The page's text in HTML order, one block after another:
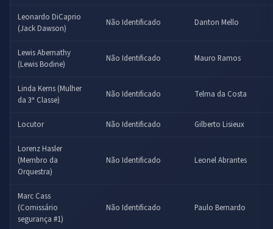
Leonardo DiCaprio
(Jack Dawson)
Não Identificado Danton Mello
Lewis Abernathy
(Lewis Bodine)
Não Identificado Mauro Ramos
Linda Kerns (Mulher
da 3ª Classe)
Não Identificado Telma da Costa
Locutor Não Identificado Gilberto Lisieux
Lorenz Hasler
(Membro da
Orquestra)
Não Identificado Leonel Abrantes
Marc Cass
(Comissário
segurança #1)
Não Identificado Paulo Bernardo